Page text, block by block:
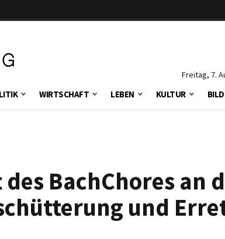
Freitag, 7.
WIRTSCHAFT LEBEN KULTUR
BachChores an
und